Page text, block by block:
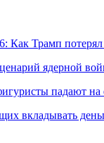
Как Трамп
ядерной
падают на
вкладывать